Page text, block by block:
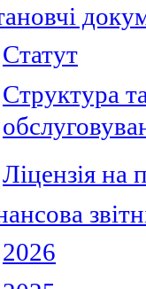
Статут
Структура
Ліцензія на
2026